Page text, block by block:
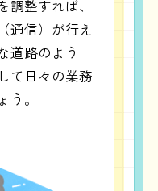
整すれば、
通信）が行え
道路のよう
て日々の業務
。